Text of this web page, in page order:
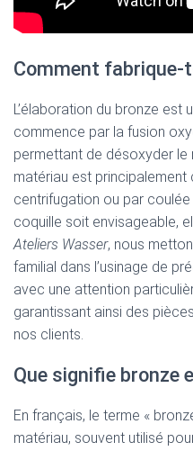
Comment fabrique-
L’élaboration du bronze est
commence par la fusion
permettant de désoxyder le
matériau est principalement
centrifugation ou par
coquille soit envisageable,
Ateliers Wasser, nous
familial dans l’usinage de
avec une attention
garantissant ainsi des
nos clients.
Que signifie bronze
En français, le terme «
matériau, souvent utilisé